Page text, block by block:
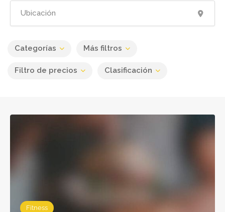
Categorías Más filtros
Filtro de precios Clasificación
Fitness